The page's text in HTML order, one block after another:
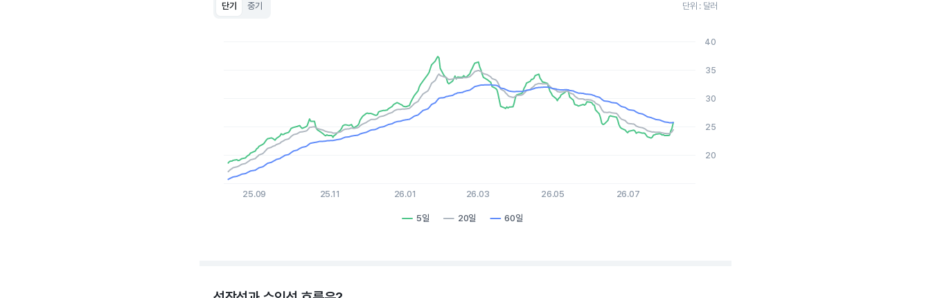
단기 중기 단위 : 달러
The chart has 1 X axis displaying Time. Data ranges from 2025-08-10 15:00:00 to 2026-08-06 15:00:00.
The chart has 1 Y axis displaying values. Data ranges from 15.68 to 37.35.
5일 20일 60일
25.09 25.11 26.01 26.03 26.05 26.07
20
25
30
35
40